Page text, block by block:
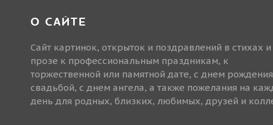
О САЙТЕ
Сайт картинок, открыток и поздравлений в стихах и
прозе к профессиональным праздникам, к
торжественной или памятной дате, с днем
свадьбой, с днем ангела, а также пожелания на
день для родных, близких, любимых, друзей и